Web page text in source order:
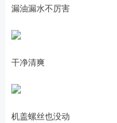
漏油漏水不厉害
干净清爽
机盖螺丝也没动